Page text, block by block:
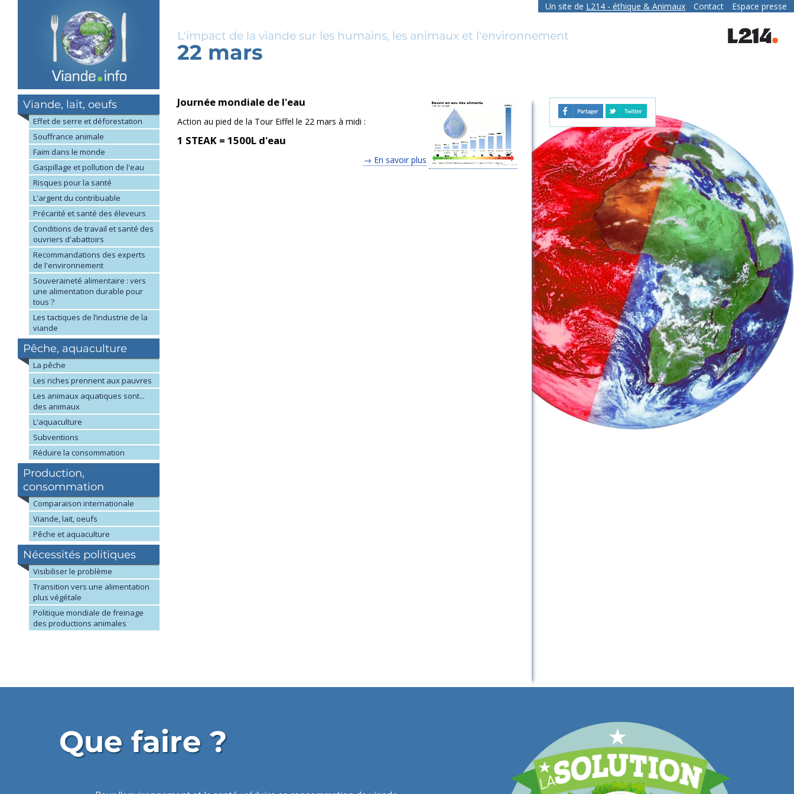
Un site de L214 - éthique & Animaux
contact
Contact Espace presse
Viande, lait, oeufs
Effet de serre et déforestation
Souffrance animale
Faim dans le monde
Gaspillage et pollution de l'eau
Risques pour la santé
L'argent du contribuable
Précarité et santé des éleveurs
Conditions de travail et santé des
ouvriers d'abattoirs
Recommandations des experts
de l'environnement
Souveraineté alimentaire : vers
une alimentation durable pour
tous ?
Les tactiques de l’industrie de la
viande
Pêche, aquaculture
La pêche
Les riches prennent aux pauvres
Les animaux aquatiques sont...
des animaux
L'aquaculture
Subventions
Réduire la consommation
Production,
consommation
Comparaison internationale
Viande, lait, oeufs
Pêche et aquaculture
Nécessités politiques
Visibiliser le problème
Transition vers une alimentation
plus végétale
Politique mondiale de freinage
des productions animales
L'impact de la viande sur les humains, les animaux et l'environnement
22 mars
Journée mondiale de l'eau
Action au pied de la Tour Eiffel le 22 mars à midi :
1 STEAK = 1500L d'eau
→ En savoir plus
Que faire ?